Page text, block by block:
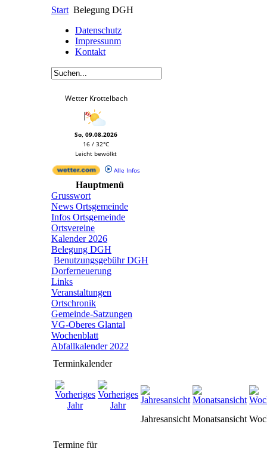
Start Belegung DGH
Datenschutz
Impressunm
Kontakt
Wetter Krottelbach
So, 09.08.2026
16 / 32°C
Leicht bewölkt
Alle Infos
Hauptmenü
Grusswort
News Ortsgemeinde
Infos Ortsgemeinde
Ortsvereine
Kalender 2026
Belegung DGH
Benutzungsgebühr DGH
Dorferneuerung
Links
Veranstaltungen
Ortschronik
Gemeinde-Satzungen
VG-Oberes Glantal
Wochenblatt
Abfallkalender 2022
Terminkalender
Jahresansicht Monatsansicht
Termine für